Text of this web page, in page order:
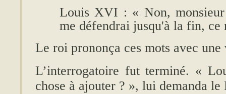
Louis XVI : « Non,
me défendrai jusqu'à la fin, ce
Le roi prononça ces mots avec
L’interrogatoire fut terminé. «
chose à ajouter ? », lui demanda le